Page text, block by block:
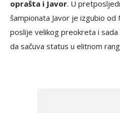
oprašta i Javor. U
šampionata Javor je izgubio od
poslije velikog preokreta i
da sačuva status u elitnom